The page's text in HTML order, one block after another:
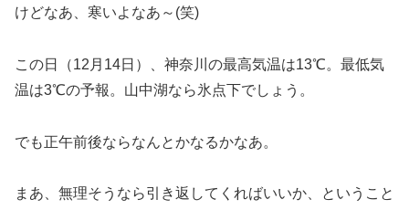
けどなあ、寒いよなあ～(笑)
この日（12月14日）、神奈川の最高気温は13℃。最低気
温は3℃の予報。山中湖なら氷点下でしょう。
でも正午前後ならなんとかなるかなあ。
まあ、無理そうなら引き返してくればいいか、ということ